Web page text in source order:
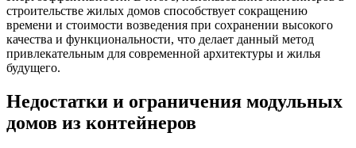
строительстве жилых домов способствует сокращению
времени и стоимости возведения при сохранении высокого
качества и функциональности, что делает данный метод
привлекательным для современной архитектуры и жилья
будущего.
Недостатки и ограничения модульных
домов из контейнеров